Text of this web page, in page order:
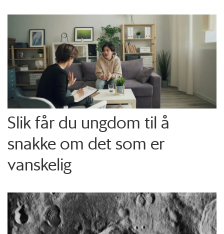
Slik får du ungdom til å
snakke om det som er
vanskelig